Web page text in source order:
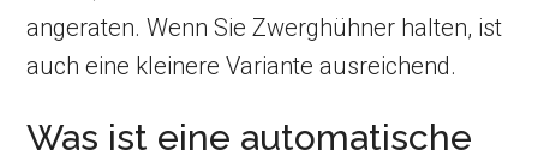
angeraten. Wenn Sie Zwerghühner halten, ist
auch eine kleinere Variante ausreichend.
Was ist eine automatische